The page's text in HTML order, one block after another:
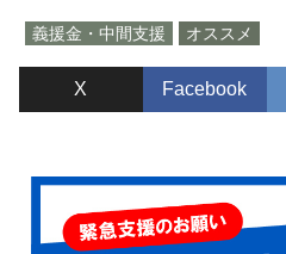
義援金・中間支援 オススメ
X Facebook